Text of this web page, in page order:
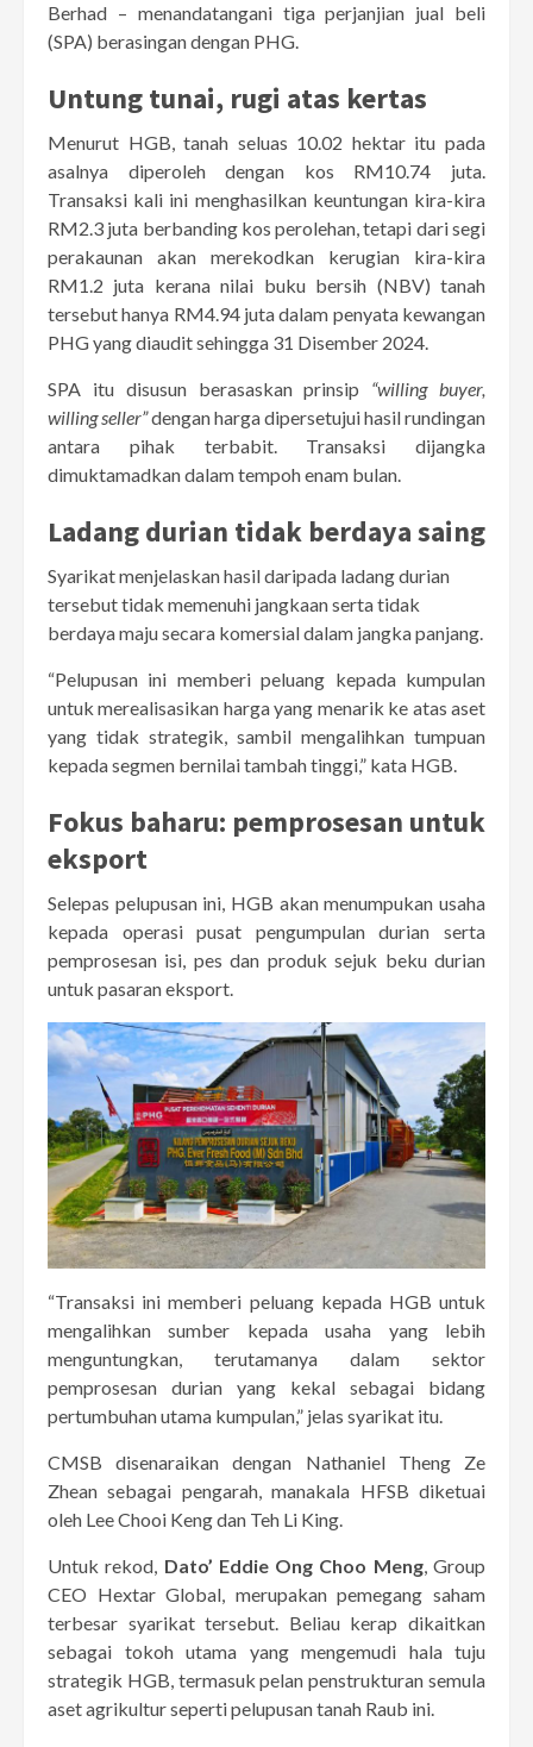
Berhad – menandatangani tiga perjanjian jual beli
(SPA) berasingan dengan PHG.
Untung tunai, rugi atas kertas
Menurut HGB, tanah seluas 10.02 hektar itu pada
asalnya diperoleh dengan kos RM10.74 juta.
Transaksi kali ini menghasilkan keuntungan kira-kira
RM2.3 juta berbanding kos perolehan, tetapi dari segi
perakaunan akan merekodkan kerugian kira-kira
RM1.2 juta kerana nilai buku bersih (NBV) tanah
tersebut hanya RM4.94 juta dalam penyata kewangan
PHG yang diaudit sehingga 31 Disember 2024.
SPA itu disusun berasaskan prinsip “willing buyer,
willing seller”dengan harga dipersetujui hasil rundingan
antara pihak terbabit. Transaksi dijangka
dimuktamadkan dalam tempoh enam bulan.
Ladang durian tidak berdaya saing
Syarikat menjelaskan hasil daripada ladang durian
tersebut tidak memenuhi jangkaan serta tidak
berdaya maju secara komersial dalam jangka panjang.
“Pelupusan ini memberi peluang kepada kumpulan
untuk merealisasikan harga yang menarik ke atas aset
yang tidak strategik, sambil mengalihkan tumpuan
kepada segmen bernilai tambah tinggi,” kata HGB.
Fokus baharu: pemprosesan untuk
eksport
Selepas pelupusan ini, HGB akan menumpukan usaha
kepada operasi pusat pengumpulan durian serta
pemprosesan isi, pes dan produk sejuk beku durian
untuk pasaran eksport.
“Transaksi ini memberi peluang kepada HGB untuk
mengalihkan sumber kepada usaha yang lebih
menguntungkan, terutamanya dalam sektor
pemprosesan durian yang kekal sebagai bidang
pertumbuhan utama kumpulan,” jelas syarikat itu.
CMSB disenaraikan dengan Nathaniel Theng Ze
Zhean sebagai pengarah, manakala HFSB diketuai
oleh Lee Chooi Keng dan Teh Li King.
Untuk rekod, Dato’ Eddie Ong Choo Meng, Group
CEO Hextar Global, merupakan pemegang saham
terbesar syarikat tersebut. Beliau kerap dikaitkan
sebagai tokoh utama yang mengemudi hala tuju
strategik HGB, termasuk pelan penstrukturan semula
aset agrikultur seperti pelupusan tanah Raub ini.